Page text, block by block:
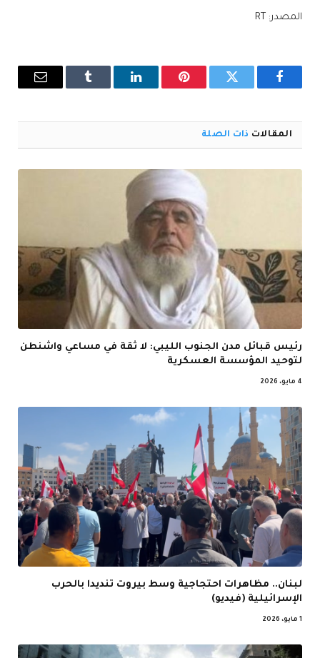
المصدر: RT
فيسبوك تويتر بينتيريستلينكدإن Tumblr
البريد
المقالات ذات الصلة
رئيس قبائل مدن الجنوب الليبي: لا ثقة في مساعي واشنطن
لتوحيد المؤسسة العسكرية
4 مايو، 2026
لبنان.. مظاهرات احتجاجية وسط بيروت تنديدا بالحرب
الإسرائيلية (فيديو)
1 مايو، 2026